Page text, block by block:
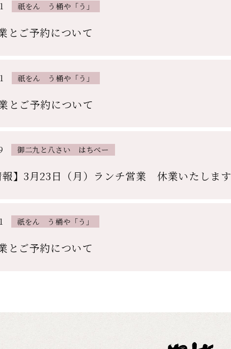
祇をん う桶や「う」
ご予約について
祇をん う桶や「う」
ご予約について
御二九と八さい はちべー
報】3月23日（月）ランチ営業 休業いたします
祇をん う桶や「う」
ご予約について